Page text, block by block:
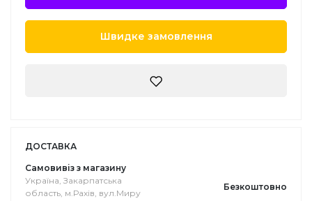
Швидке замовлення
ДОСТАВКА
Самовивіз з магазину
Україна, Закарпатська
область, м.Рахів, вул.Миру
Безкоштовно